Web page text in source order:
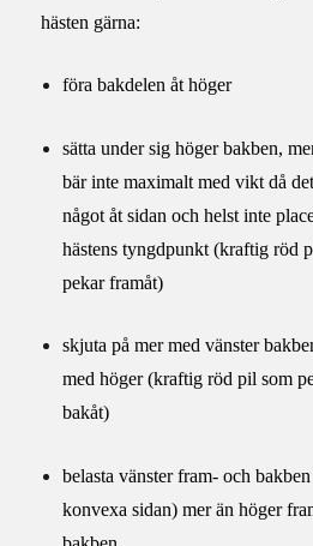
hästen gärna:
föra bakdelen åt höger
sätta under sig höger bakben,
bär inte maximalt med vikt då
något åt sidan och helst inte
hästens tyngdpunkt (kraftig röd
pekar framåt)
skjuta på mer med vänster
med höger (kraftig röd pil som
bakåt)
belasta vänster fram- och
konvexa sidan) mer än höger